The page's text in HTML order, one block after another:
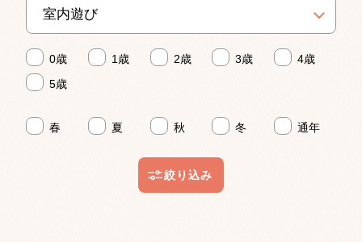
0歳 1歳 2歳 3歳
4歳
5歳
春 夏 秋 冬 通年